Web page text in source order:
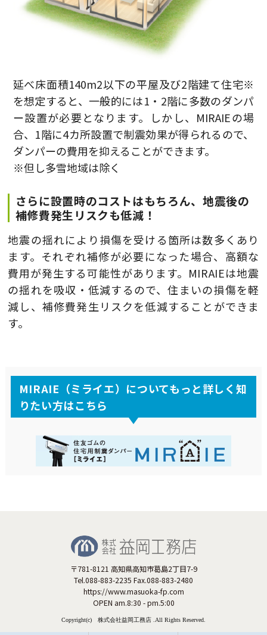
延べ床面積140m2以下の平屋及び2階建て住宅※
を想定すると、一般的には1・2階に多数のダンパ
ー設置が必要となります。しかし、MIRAIEの場
合、1階に4カ所設置で制震効果が得られるので、
ダンパーの費用を抑えることができます。
※但し多雪地域は除く
さらに設置時のコストはもちろん、地震後の
補修費発生リスクも低減！
地震の揺れにより損傷を受ける箇所は数多くあり
ます。それぞれ補修が必要になった場合、高額な
費用が発生する可能性があります。MIRAIEは地震
の揺れを吸収・低減するので、住まいの損傷を軽
減し、補修費発生リスクを低減することができま
す。
MIRAIE（ミライエ）についてもっと詳しく知
りたい方はこちら
〒781-8121 高知県高知市葛島2丁目7-9
Tel.088-883-2235 Fax.088-883-2480
https://www.masuoka-fp.com
OPEN am.8:30 - pm.5:00
Copyright(c) 株式会社益岡工務店 .All Rights Reserved.